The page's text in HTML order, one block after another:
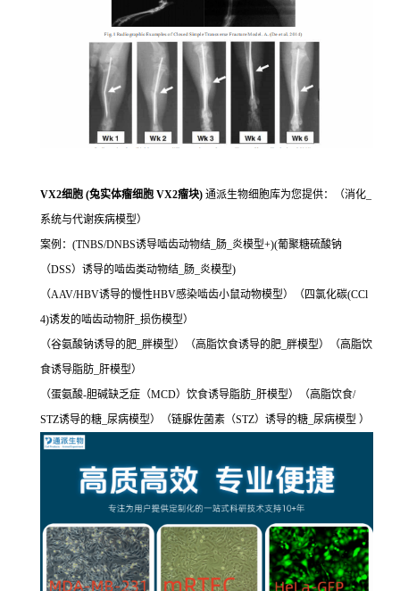
VX2细胞 (兔实体瘤细胞 VX2瘤块) 通派生物细胞库为您提供：（消化_
系统与代谢疾病模型）
案例：(TNBS/DNBS诱导啮齿动物结_肠_炎模型+)(葡聚糖硫酸钠
（DSS）诱导的啮齿类动物结_肠_炎模型)
（AAV/HBV诱导的慢性HBV感染啮齿小鼠动物模型）（四氯化碳(CCl
4)诱发的啮齿动物肝_损伤模型）
（谷氨酸钠诱导的肥_胖模型）（高脂饮食诱导的肥_胖模型）（高脂饮
食诱导脂肪_肝模型）
（蛋氨酸-胆碱缺乏症（MCD）饮食诱导脂肪_肝模型）（高脂饮食/
STZ诱导的糖_尿病模型）（链脲佐菌素（STZ）诱导的糖_尿病模型 ）